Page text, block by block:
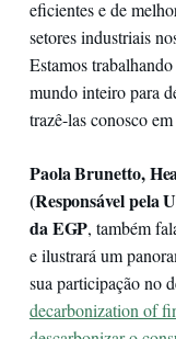
eficientes e de
setores industriais
Estamos
mundo inteiro para
trazê-las conosco
Paola Brunetto,
(Responsável pela
da EGP, também
e ilustrará um
sua participação no
decarbonization of